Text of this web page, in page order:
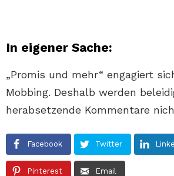
In eigener Sache:
„Promis und mehr“ engagiert
Mobbing. Deshalb werden
herabsetzende Kommentare
Facebook Twitter
Pinterest Email